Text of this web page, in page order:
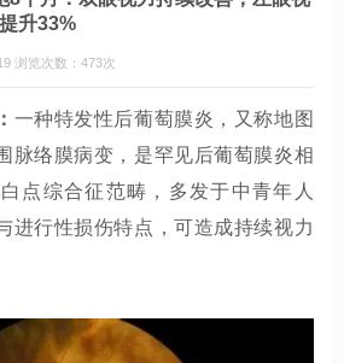
升33%
浏览次数：473次
一种特发性后葡萄膜炎，又称地图
脉络膜病变，是罕见后葡萄膜炎相
点综合征范畴，多发于中青年人
进行性损伤特点，可造成持续视力